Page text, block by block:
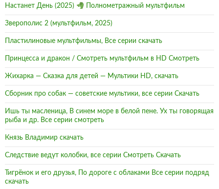
Настанет День (2025) Полнометражный мультфильм
Зверополис 2 (мультфильм, 2025)
Пластилиновые мультфильмы, Все серии скачать
Принцесса и дракон / Смотреть мультфильм в HD Смотреть
Жихарка — Сказка для детей — Мультики HD, скачать
Сборник про собак — советские мультики, все серии Скачать
Ишь ты масленица, В синем море в белой пене. Ух ты говорящая
рыба и др. Все серии смотреть
Князь Владимир скачать
Следствие ведут колобки, все серии Смотреть Скачать
Тигрёнок и его друзья, По дороге с облаками Все серии подряд
скачать